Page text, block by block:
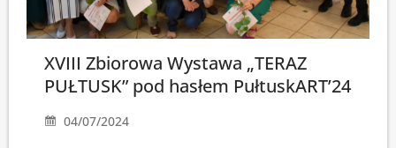
XVIII Zbiorowa Wystawa „TERAZ
PUŁTUSK” pod hasłem PułtuskART’24
04/07/2024